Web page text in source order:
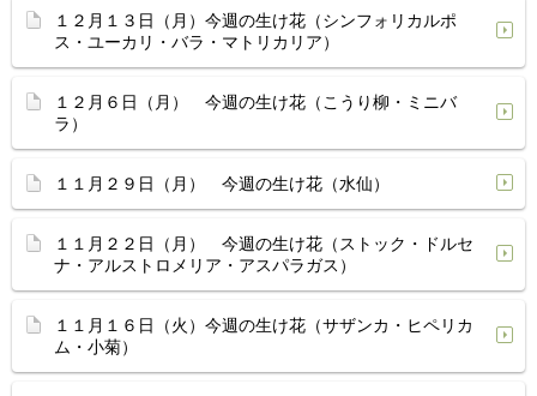
１２月１３日（月）今週の生け花（シンフォリカルポ
ス・ユーカリ・バラ・マトリカリア）
１２月６日（月） 今週の生け花（こうり柳・ミニバ
ラ）
１１月２９日（月） 今週の生け花（水仙）
１１月２２日（月） 今週の生け花（ストック・ドルセ
ナ・アルストロメリア・アスパラガス）
１１月１６日（火）今週の生け花（サザンカ・ヒペリカ
ム・小菊）